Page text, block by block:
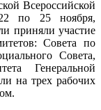
Всероссийской
по 25 ноября,
приняли участие
Совета по
Совета,
Генеральной
на трех рабочих